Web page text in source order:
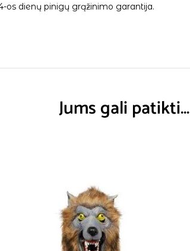
os dienų pinigų grąžinimo garantija.
Jums gali patikti…